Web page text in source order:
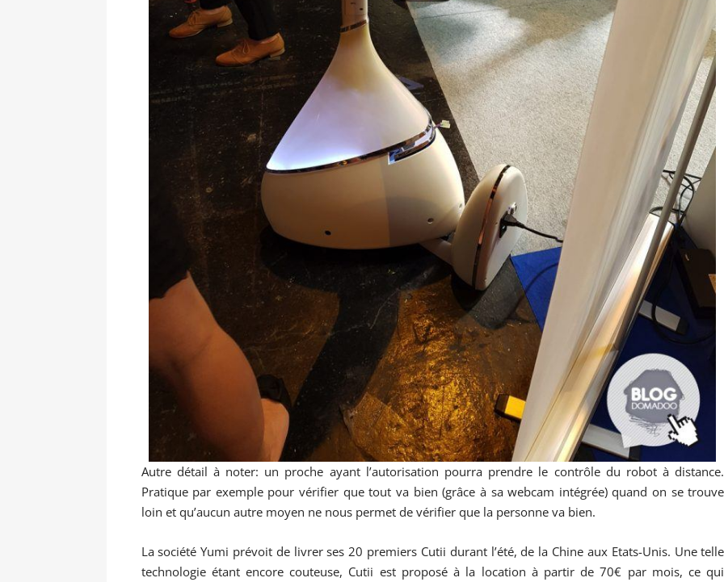
Autre détail à noter: un proche ayant l’autorisation pourra prendre le contrôle du robot à distance.
Pratique par exemple pour vérifier que tout va bien (grâce à sa webcam intégrée) quand on se trouve
loin et qu’aucun autre moyen ne nous permet de vérifier que la personne va bien.
La société Yumi prévoit de livrer ses 20 premiers Cutii durant l’été, de la Chine aux Etats-Unis. Une telle
technologie étant encore couteuse, Cutii est proposé à la location à partir de 70€ par mois, ce qui